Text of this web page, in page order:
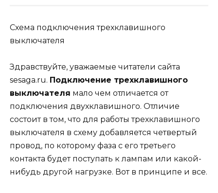
Схема подключения трехклавишного
выключателя
Здравствуйте, уважаемые читатели сайта
sesaga.ru. Подключение трехклавишного
выключателя мало чем отличается от
подключения двухклавишного. Отличие
состоит в том, что для работы трехклавишного
выключателя в схему добавляется четвертый
провод, по которому фаза с его третьего
контакта будет поступать к лампам или какой-
нибудь другой нагрузке. Вот в принципе и все.